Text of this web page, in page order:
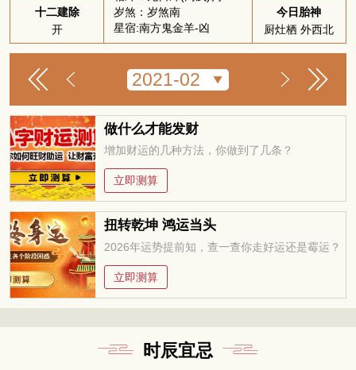
十二建除
开
岁煞：岁煞南
星宿:南方鬼金羊-凶
今日胎神
厨灶栖 外西北
做什么才能发财
增加财运的几种方法，你做到了几条？
立即测算
扭转乾坤 鸿运当头
2026年运势提前知，查一查你走好运还是霉运？
立即测算
时辰宜忌